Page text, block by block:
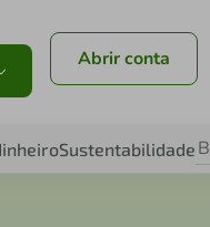
Abrir conta
Sustentabilidade